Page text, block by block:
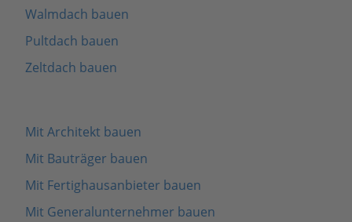
Walmdach bauen
Pultdach bauen
Zeltdach bauen
Mit Architekt bauen
Mit Bauträger bauen
Mit Fertighausanbieter bauen
Mit Generalunternehmer bauen